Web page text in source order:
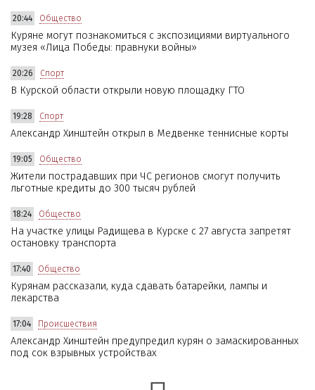
20:44 Общество
Куряне могут познакомиться с экспозициями виртуального
музея «Лица Победы: правнуки войны»
20:26 Спорт
В Курской области открыли новую площадку ГТО
19:28 Спорт
Александр Хинштейн открыл в Медвенке теннисные корты
19:05 Общество
Жители пострадавших при ЧС регионов смогут получить
льготные кредиты до 300 тысяч рублей
18:24 Общество
На участке улицы Радищева в Курске с 27 августа запретят
остановку транспорта
17:40 Общество
Курянам рассказали, куда сдавать батарейки, лампы и
лекарства
17:04 Происшествия
Александр Хинштейн предупредил курян о замаскированных
под сок взрывных устройствах